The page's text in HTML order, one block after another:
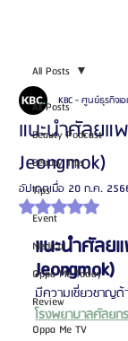
All Posts
Beauty Podcast
Beauty Tips
Tips
Event
Medical
Oppa Me Today
Review
Oppa Me TV
All Posts
แนะนำศัลยแ
Jeongmok)
KBC - ศูนย์ธุรกิจเ
อัปเดตเมื่อ 20 ก.ค.
ได้รับ NaN เต็ม
แนะนำศัลย
Jeongmok)
มีความเชี่ยวชาญ
โรงพยาบาลศัลยก